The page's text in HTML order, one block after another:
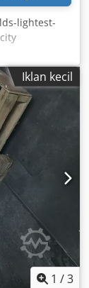
lightest-
Iklan kecil
1 /3